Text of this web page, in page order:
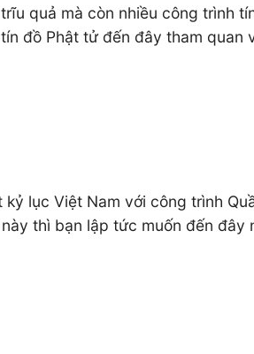
quả mà còn nhiều công trình
đồ Phật tử đến đây tham quan
lục Việt Nam với công trình
thì bạn lập tức muốn đến đây